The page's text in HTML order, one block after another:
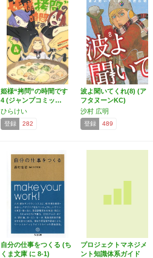
姫様“拷問”の時間です
4 (ジャンプコミッ…
ひらけい
登録 282
波よ聞いてくれ(8) (ア
フタヌーンKC)
沙村 広明
登録 489
自分の仕事をつくる (ち
くま文庫 に 8-1)
プロジェクトマネジメ
ント知識体系ガイド